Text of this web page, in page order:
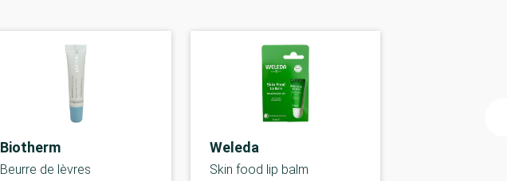
Biotherm
Beurre de lèvres
Weleda
Skin food lip balm